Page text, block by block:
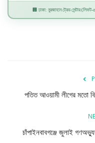
আন্তর্জাতিক
লাইফ স্টাইল
🏢 ঢাকা: নুরজাহান ট্রেড সেন্টার (লিফট-
পতিত আওয়ামী লীগের মতো
চাঁপাইনবাবগঞ্জে জুলাই